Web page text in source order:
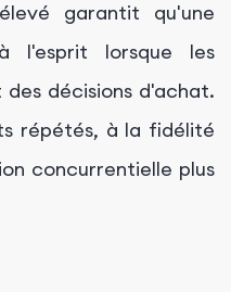
garantit qu'une
l'esprit lorsque les
décisions d'achat.
répétés, à la fidélité
concurrentielle plus